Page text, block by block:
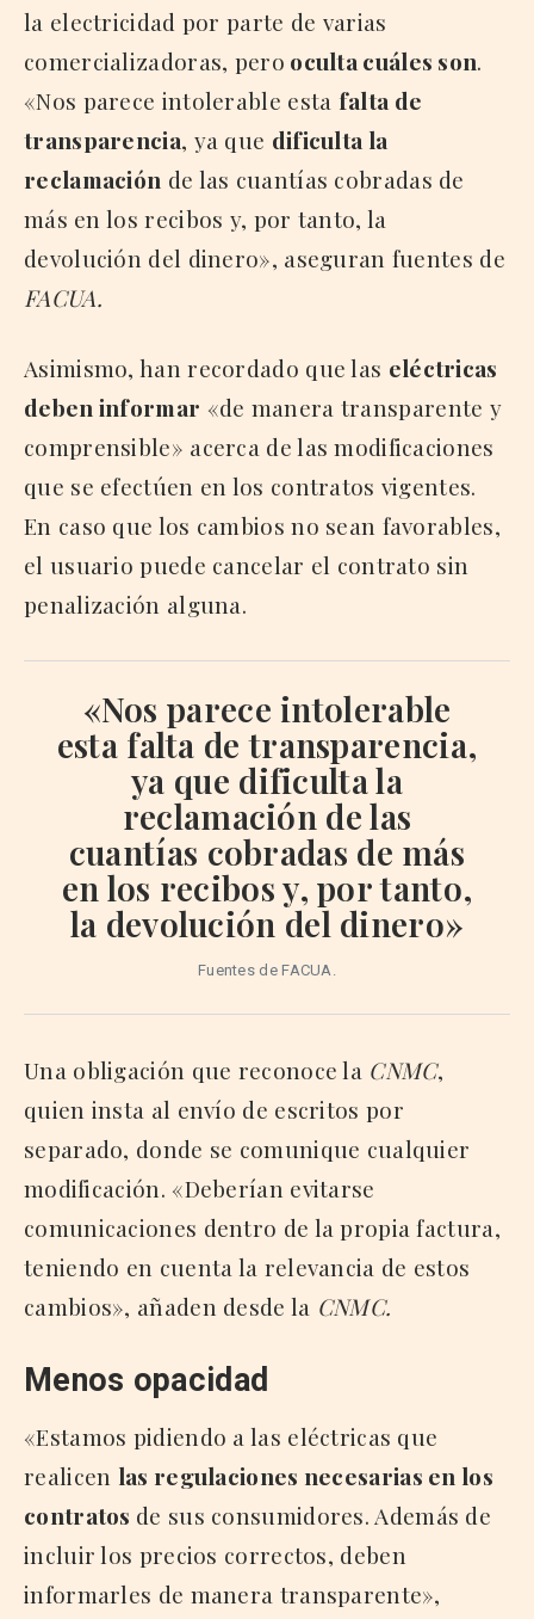
la electricidad por parte de varias
comercializadoras, pero oculta cuáles son.
«Nos parece intolerable esta falta de
transparencia, ya que dificulta la
reclamación de las cuantías cobradas de
más en los recibos y, por tanto, la
devolución del dinero», aseguran fuentes de
FACUA.
Asimismo, han recordado que las eléctricas
deben informar «de manera transparente y
comprensible» acerca de las modificaciones
que se efectúen en los contratos vigentes.
En caso que los cambios no sean favorables,
el usuario puede cancelar el contrato sin
penalización alguna.
«Nos parece intolerable
esta falta de transparencia,
ya que dificulta la
reclamación de las
cuantías cobradas de más
en los recibos y, por tanto,
la devolución del dinero»
Fuentes de FACUA.
Una obligación que reconoce la CNMC,
quien insta al envío de escritos por
separado, donde se comunique cualquier
modificación. «Deberían evitarse
comunicaciones dentro de la propia factura,
teniendo en cuenta la relevancia de estos
cambios», añaden desde la CNMC.
Menos opacidad
«Estamos pidiendo a las eléctricas que
realicen las regulaciones necesarias en los
contratos de sus consumidores. Además de
incluir los precios correctos, deben
informarles de manera transparente»,